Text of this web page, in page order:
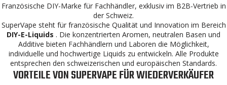
Französische DIY-Marke für Fachhändler, exklusiv im B2B-Vertrieb in
der Schweiz.
SuperVape steht für französische Qualität und Innovation im Bereich
DIY-E-Liquids . Die konzentrierten Aromen, neutralen Basen und
Additive bieten Fachhändlern und Laboren die Möglichkeit,
individuelle und hochwertige Liquids zu entwickeln. Alle Produkte
entsprechen den schweizerischen und europäischen Standards.
VORTEILE VON SUPERVAPE FÜR WIEDERVERKÄUFER